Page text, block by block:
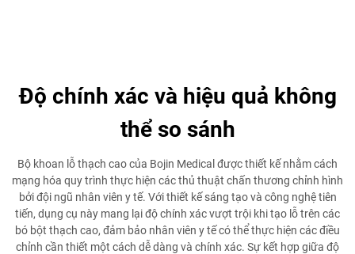
Độ chính xác và hiệu quả không
thể so sánh
Bộ khoan lỗ thạch cao của Bojin Medical được thiết kế nhằm cách
mạng hóa quy trình thực hiện các thủ thuật chấn thương chỉnh hình
bởi đội ngũ nhân viên y tế. Với thiết kế sáng tạo và công nghệ tiên
tiến, dụng cụ này mang lại độ chính xác vượt trội khi tạo lỗ trên các
bó bột thạch cao, đảm bảo nhân viên y tế có thể thực hiện các điều
chỉnh cần thiết một cách dễ dàng và chính xác. Sự kết hợp giữa độ